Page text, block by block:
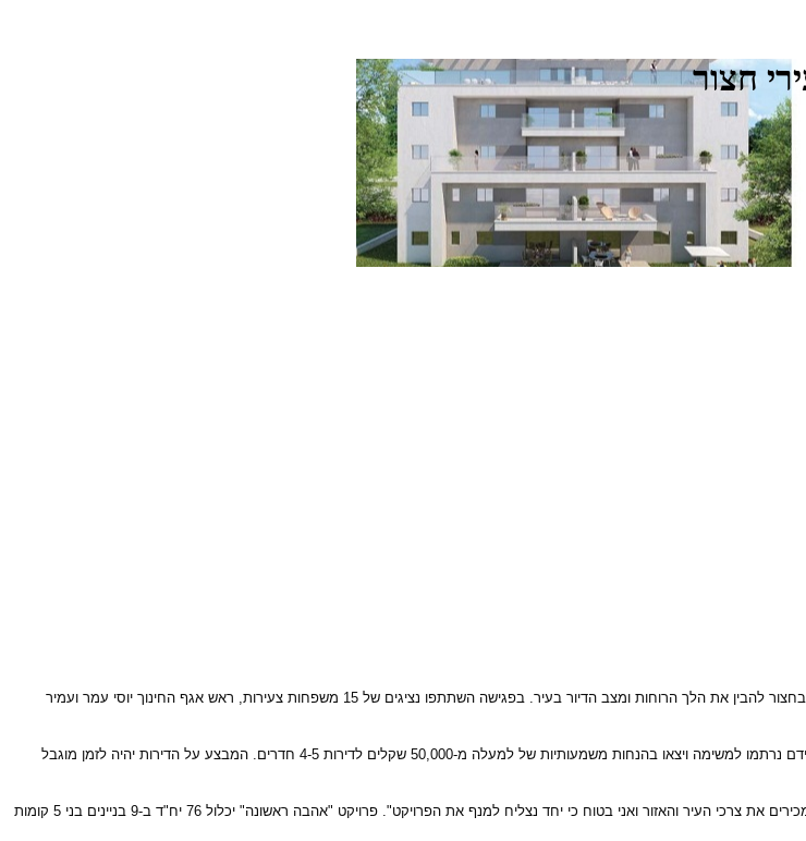
חברת היילנד המשווקת את פרויקט המגורים היוקרתי "אהבה ראשונה" בחצור יזמה מפגש עם נציגי מרכז צעירים בחצור להבין את הלך הרוחות ומצב הדיור בעיר. בפגישה השתתפו נציגים של 15 משפחות צעירות, ראש אגף החינוך יוסי עמר ועמיר
נציגי היילנד, ואנשי המועצה פנו לקבלני הפרויקט יואל יפרח ואהרון ואטדגי בבקשה להורדת מחירים, הקבלנים מצידם נרתמו למשימה ויצאו בהנחות משמעותיות של למעלה מ-50,000 שקלים לדירות 4-5 חדרים. המבצע על הדירות יהיה לזמן מוגבל
את צרכי העיר והאזור ואני בטוח כי יחד נצליח למנף את הפרויקט". פרויקט "אהבה ראשונה" יכלול 76 יח"ד ב-9 בניינים
בני 5 קומות